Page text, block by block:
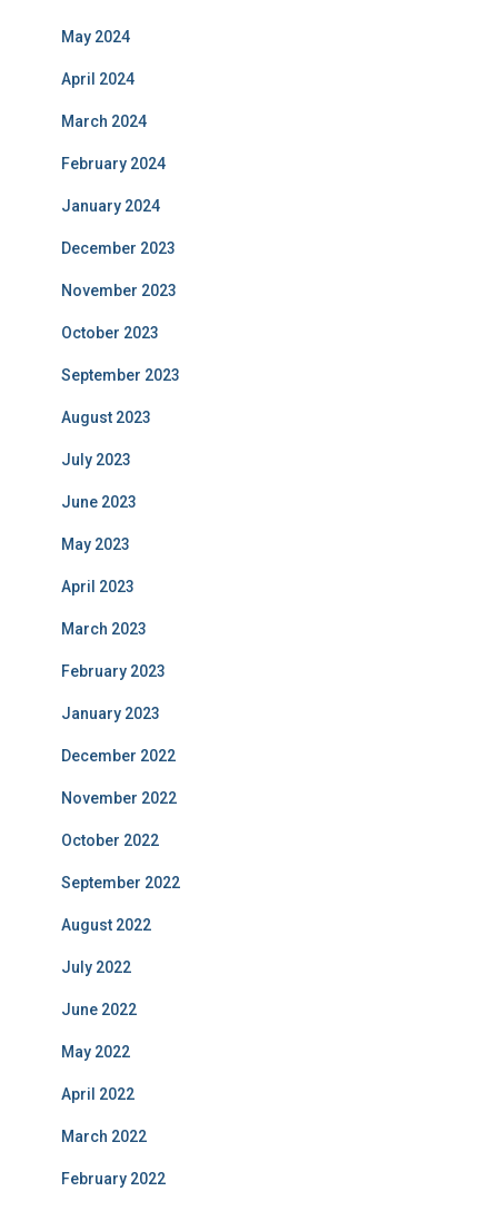
May 2024
April 2024
March 2024
February 2024
January 2024
December 2023
November 2023
October 2023
September 2023
August 2023
July 2023
June 2023
May 2023
April 2023
March 2023
February 2023
January 2023
December 2022
November 2022
October 2022
September 2022
August 2022
July 2022
June 2022
May 2022
April 2022
March 2022
February 2022